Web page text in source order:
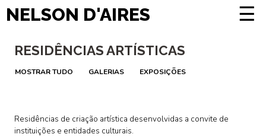
NELSON D'AIRES ☰
RESIDÊNCIAS ARTÍSTICAS
MOSTRAR TUDO GALERIAS EXPOSIÇÕES
Residências de criação artística desenvolvidas a convite de
instituições e entidades culturais.